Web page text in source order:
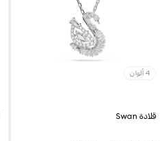
4 ألوان
قلادة Swan